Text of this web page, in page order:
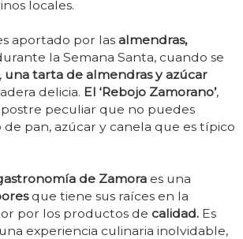
locales.
aportado por las almendras,
la Semana Santa, cuando se
una tarta de almendras y azúcar
delicia. El ‘Rebojo Zamorano’,
peculiar que no puedes
pan, azúcar y canela que es típico
de Zamoraes una
que tiene sus raíces en la
por los productos de calidad.Es
experiencia culinaria inolvidable,